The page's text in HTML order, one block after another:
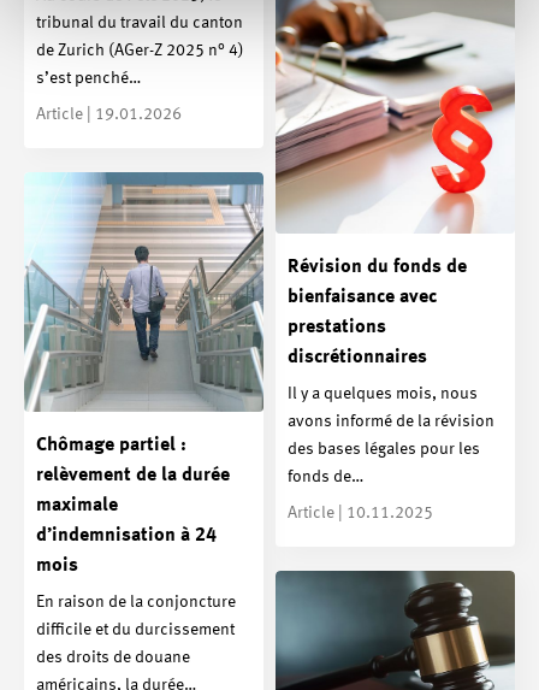
tribunal du travail du canton
de Zurich (AGer-Z 2025 n° 4)
s’est penché…
Article | 19.01.2026
Révision du fonds de
bienfaisance avec
prestations
discrétionnaires
Il y a quelques mois, nous
avons informé de la révision
des bases légales pour les
fonds de…
Article | 10.11.2025
Chômage partiel :
relèvement de la durée
maximale
d’indemnisation à 24
mois
En raison de la conjoncture
difficile et du durcissement
des droits de douane
américains, la durée…